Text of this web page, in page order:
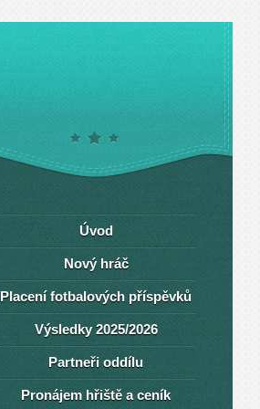
Úvod
Nový hráč
Placení fotbalových příspěvků
Výsledky 2025/2026
Partneři oddílu
Pronájem hřiště a ceník